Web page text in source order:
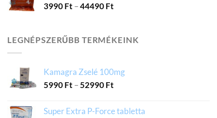
3990Ft –44490Ft
LEGNÉPSZERŰBB TERMÉKEINK
Kamagra Zselé 100mg
5990Ft –52990Ft
Super Extra P-Force tabletta